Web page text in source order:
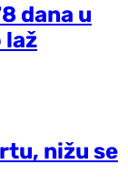
dana u
laž
nižu se